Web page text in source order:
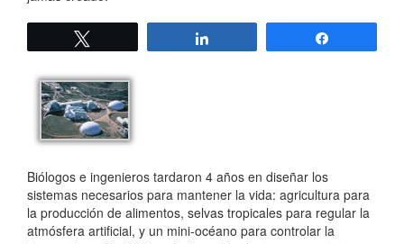
Biólogos e ingenieros tardaron 4 años en diseñar los
sistemas necesarios para mantener la vida: agricultura para
la producción de alimentos, selvas tropicales para regular la
atmósfera artificial, y un mini-océano para controlar la